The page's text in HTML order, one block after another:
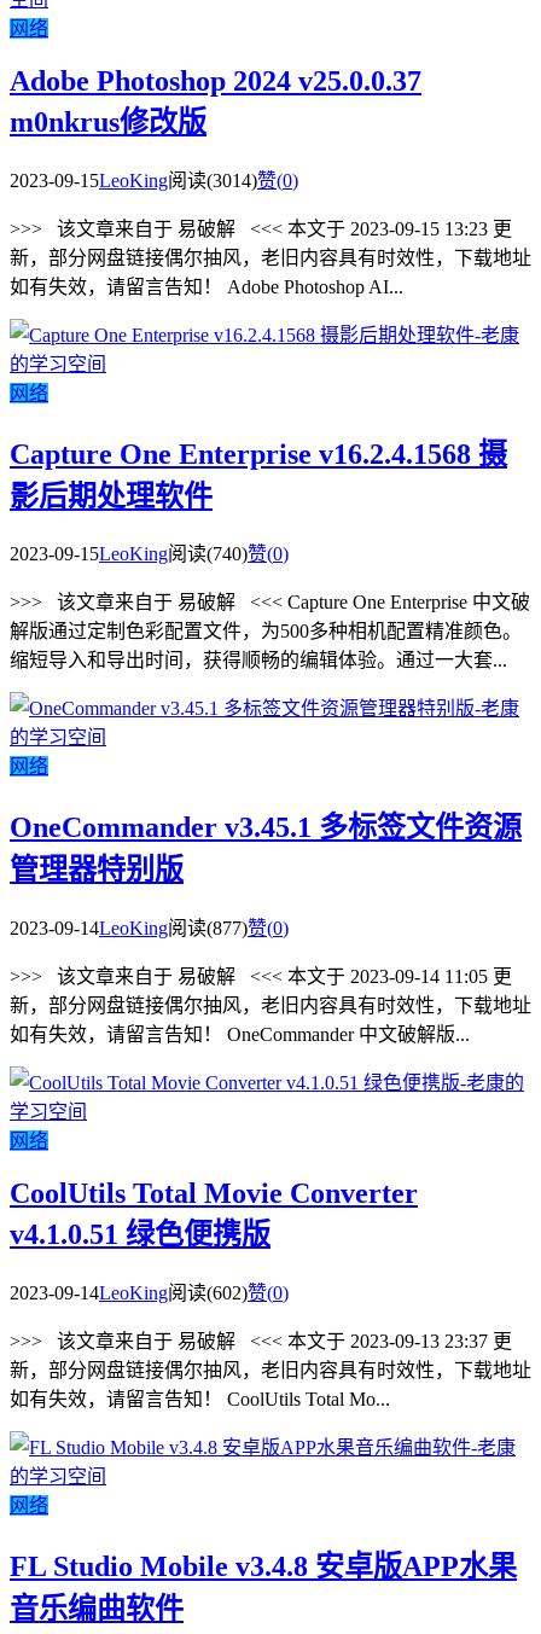
网络
Adobe Photoshop 2024 v25.0.0.37
m0nkrus修改版
2023-09-15LeoKing阅读(3014)赞(0)
>>> 该文章来自于 易破解 <<< 本文于 2023-09-15 13:23 更
新，部分网盘链接偶尔抽风，老旧内容具有时效性，下载地址
如有失效，请留言告知！ Adobe Photoshop AI...
网络
Capture One Enterprise v16.2.4.1568 摄
影后期处理软件
2023-09-15LeoKing阅读(740)赞(0)
>>> 该文章来自于 易破解 <<< Capture One Enterprise 中文破
解版通过定制色彩配置文件，为500多种相机配置精准颜色。
缩短导入和导出时间，获得顺畅的编辑体验。通过一大套...
网络
OneCommander v3.45.1 多标签文件资源
管理器特别版
2023-09-14LeoKing阅读(877)赞(0)
>>> 该文章来自于 易破解 <<< 本文于 2023-09-14 11:05 更
新，部分网盘链接偶尔抽风，老旧内容具有时效性，下载地址
如有失效，请留言告知！ OneCommander 中文破解版...
网络
CoolUtils Total Movie Converter
v4.1.0.51 绿色便携版
2023-09-14LeoKing阅读(602)赞(0)
>>> 该文章来自于 易破解 <<< 本文于 2023-09-13 23:37 更
新，部分网盘链接偶尔抽风，老旧内容具有时效性，下载地址
如有失效，请留言告知！ CoolUtils Total Mo...
网络
FL Studio Mobile v3.4.8 安卓版APP水果
音乐编曲软件